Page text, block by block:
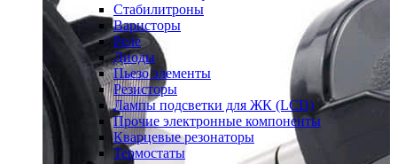
Стабилитроны
Варисторы
Реле
Диоды
Пьезо элементы
Резисторы
Лампы подсветки для ЖК (LCD)
Прочие электронные компоненты
Кварцевые резонаторы
Термостаты